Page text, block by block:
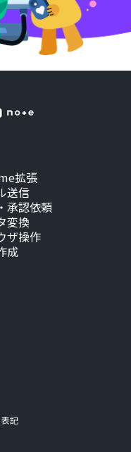
拡張
送信
承認依頼
変換
ザ操作
成
記